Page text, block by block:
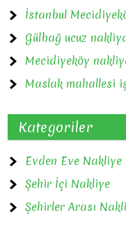
İstanbul
Gülbağ ucuz
Mecidiyeköy
Maslak mahallesi
Kategoriler
Evden Eve Nakliye
Şehir İçi Nakliye
Şehirler Arası